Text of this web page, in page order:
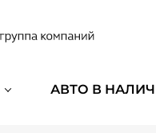
АВТО В